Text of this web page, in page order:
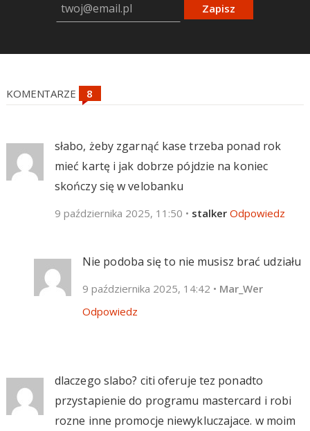
Zapisz
KOMENTARZE
słabo, żeby zgarnąć kase trzeba ponad rok
mieć kartę i jak dobrze pójdzie na koniec
skończy się w velobanku
9 października 2025, 11:50 • stalker Odpowiedz
Nie podoba się to nie musisz brać udziału
9 października 2025, 14:42 • Mar_Wer
Odpowiedz
dlaczego slabo? citi oferuje tez ponadto
przystapienie do programu mastercard i robi
rozne inne promocje niewykluczajace. w moim